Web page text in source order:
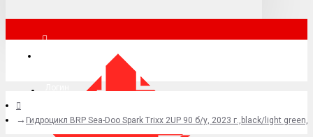
+7 (495) 015-41-41
Гидроцикл BRP Sea-Doo Spark Trixx 2UP 90 б/у, 2023 г.,black/light